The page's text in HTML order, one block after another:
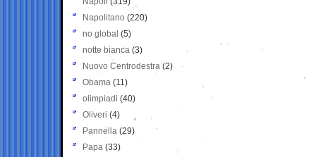
Napolitano (220)
no global (5)
notte bianca (3)
Nuovo Centrodestra (2)
Obama (11)
olimpiadi (40)
Oliveri (4)
Pannella (29)
Papa (33)